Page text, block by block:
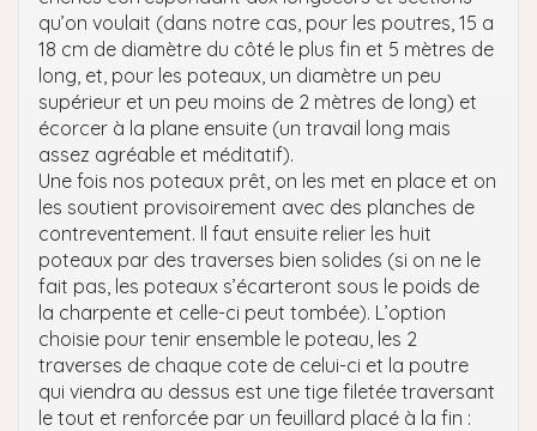
qu’on voulait (dans notre cas, pour les poutres, 15 a
18 cm de diamètre du côté le plus fin et 5 mètres de
long, et, pour les poteaux, un diamètre un peu
supérieur et un peu moins de 2 mètres de long) et
écorcer à la plane ensuite (un travail long mais
assez agréable et méditatif).
Une fois nos poteaux prêt, on les met en place et on
les soutient provisoirement avec des planches de
contreventement. Il faut ensuite relier les huit
poteaux par des traverses bien solides (si on ne le
fait pas, les poteaux s’écarteront sous le poids de
la charpente et celle-ci peut tombée). L’option
choisie pour tenir ensemble le poteau, les 2
traverses de chaque cote de celui-ci et la poutre
qui viendra au dessus est une tige filetée traversant
le tout et renforcée par un feuillard placé à la fin :